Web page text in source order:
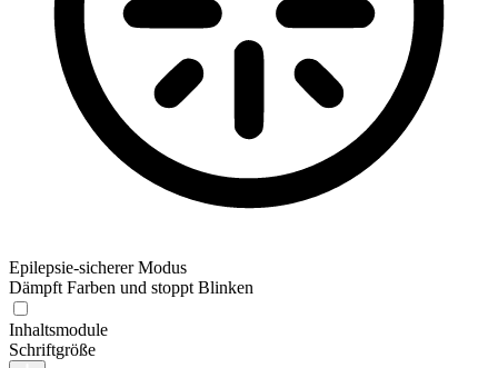
Epilepsie-sicherer Modus
Dämpft Farben und stoppt Blinken
Inhaltsmodule
Schriftgröße